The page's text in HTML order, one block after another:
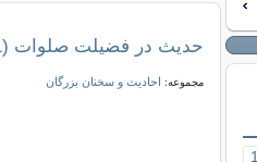
حدیث در فضیلت صلوات (1)
مجموعه: احادیث و سخنان بزرگان